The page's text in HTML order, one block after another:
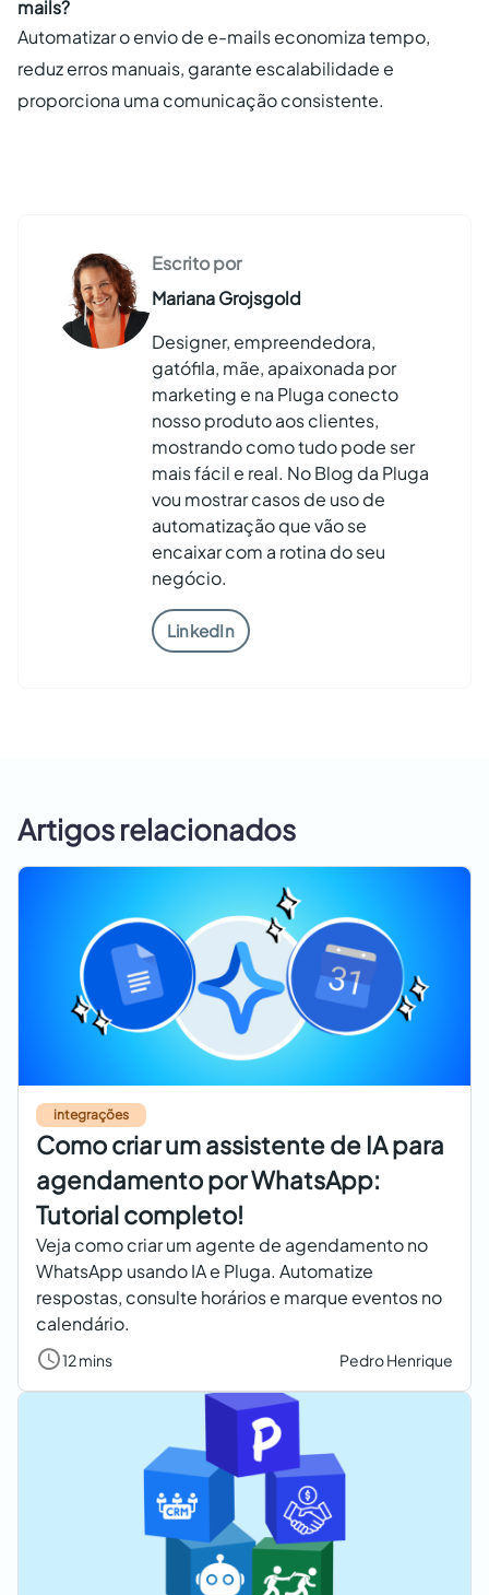
mails?
Automatizar o envio de e-mails economiza tempo,
reduz erros manuais, garante escalabilidade e
proporciona uma comunicação consistente.
Escrito por
Mariana Grojsgold
Designer, empreendedora,
gatófila, mãe, apaixonada por
marketing e na Pluga conecto
nosso produto aos clientes,
mostrando como tudo pode ser
mais fácil e real. No Blog da Pluga
vou mostrar casos de uso de
automatização que vão se
encaixar com a rotina do seu
negócio.
LinkedIn
Artigos relacionados
integrações
Como criar um assistente de IA para
agendamento por WhatsApp:
Tutorial completo!
Veja como criar um agente de agendamento no
WhatsApp usando IA e Pluga. Automatize
respostas, consulte horários e marque eventos no
calendário.
12 mins Pedro Henrique